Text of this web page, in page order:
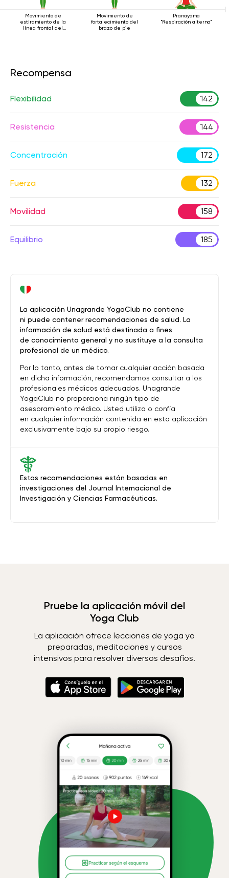
Movimiento de
estiramiento de la
línea frontal del
Movimiento de
fortalecimiento del
brazo de pie
Pranayama
"Respiración alterna"
Recompensa
Flexibilidad 142
Resistencia 144
Concentración 172
Fuerza 132
Movilidad 158
Equilibrio 185
Estas recomendaciones están basadas en
investigaciones del Journal Internacional de
Investigación y Ciencias Farmacéuticas.
La aplicación Unagrande YogaClub no contiene
ni puede contener recomendaciones de salud. La
información de salud está destinada a fines
de conocimiento general y no sustituye a la consulta
profesional de un médico.
Por lo tanto, antes de tomar cualquier acción basada
en dicha información, recomendamos consultar a los
profesionales médicos adecuados. Unagrande
YogaClub no proporciona ningún tipo de
asesoramiento médico. Usted utiliza o confía
en cualquier información contenida en esta aplicación
exclusivamente bajo su propio riesgo.
Pruebe la aplicación móvil del
Yoga Club
La aplicación ofrece lecciones de yoga ya
preparadas, meditaciones y cursos
intensivos para resolver diversos desafíos.